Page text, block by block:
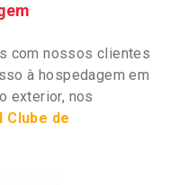
com nossos clientes
à hospedagem em
exterior, nos
Clube de